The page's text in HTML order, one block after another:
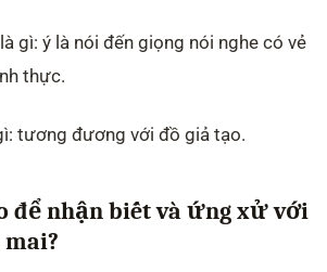
gì: ý là nói đến giọng nói nghe có vẻ
thực.
tương đương với đồ giả tạo.
để nhận biết và ứng xử với